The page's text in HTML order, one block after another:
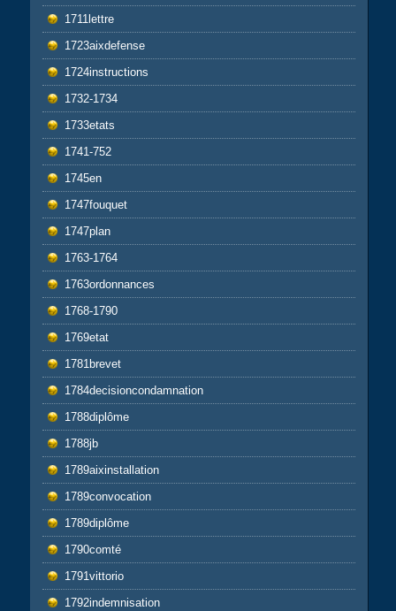
1711lettre
1723aixdefense
1724instructions
1732-1734
1733etats
1741-752
1745en
1747fouquet
1747plan
1763-1764
1763ordonnances
1768-1790
1769etat
1781brevet
1784decisioncondamnation
1788diplôme
1788jb
1789aixinstallation
1789convocation
1789diplôme
1790comté
1791vittorio
1792indemnisation